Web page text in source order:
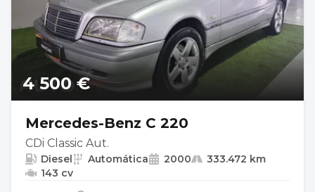
4 500 €
Mercedes-Benz C 220
CDi Classic Aut.
Diesel Automática 2000
333.472 km
143 cv